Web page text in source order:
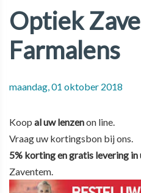
Optiek
Farmalens
maandag, 01 oktober 2018
Koop al uw lenzenon line.
Vraag uw kortingsbon bij ons.
5% korting en gratis levering
Zaventem.